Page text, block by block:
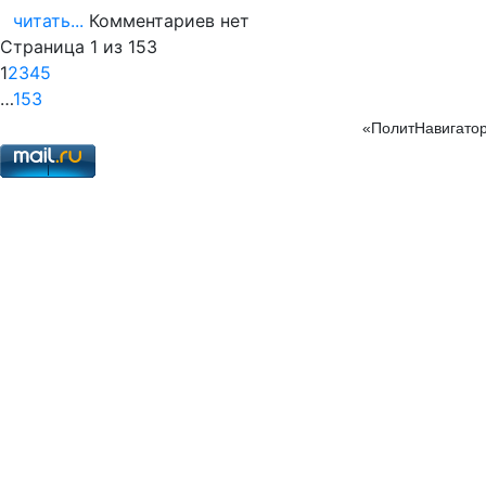
читать... Комментариев нет
Страница 1 из 153
12345
…153